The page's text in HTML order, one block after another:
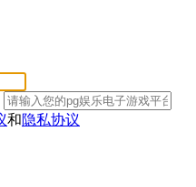
和隐私协议